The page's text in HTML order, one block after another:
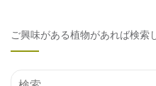
ご興味がある植物があれば検索
検索結果: